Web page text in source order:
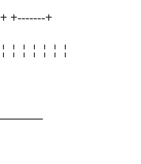
+
¦ ¦ ¦ ¦ ¦